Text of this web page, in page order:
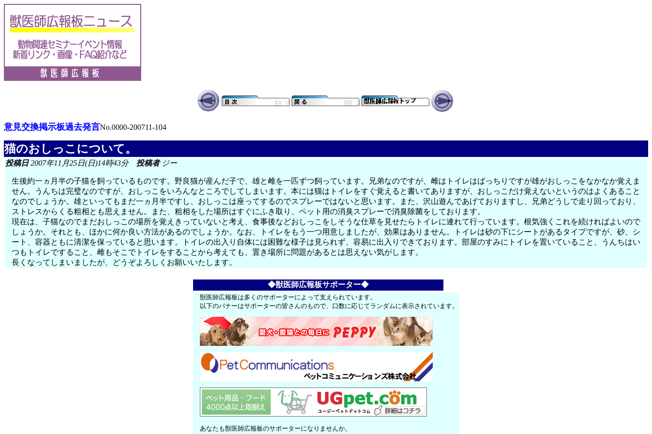
意見交換掲示板過去発言No.0000-200711-104
猫のおしっこについて。
投稿日2007年11月25日(日)14時43分 投稿者ジー
生後約一ヵ月半の子猫を飼っているものです。野良猫が産んだ子で、雄と雌を一匹ずつ飼っています。兄弟なのですが、雌はトイレはばっちりですが雄がおしっこをなかなか覚えま
せん。うんちは完璧なのですが、おしっこをいろんなところでしてしまいます。本には猫はトイレをすぐ覚えると書いてありますが、おしっこだけ覚えないというのはよくあること
なのでしょうか。雄といってもまだ一ヵ月半ですし、おしっこは座ってするのでスプレーではないと思います。また、沢山遊んであげておりますし、兄弟どうしで走り回っており、
ストレスからくる粗相とも思えません。また、粗相をした場所はすぐにふき取り、ペット用の消臭スプレーで消臭除菌をしております。
現在は、子猫なのでまだおしっこの場所を覚えきっていないと考え、食事後などおしっこをしそうな仕草を見せたらトイレに連れて行っています。根気強くこれを続ければよいので
しょうか。それとも、ほかに何か良い方法があるのでしょうか。なお、トイレをもう一つ用意しましたが、効果はありません。トイレは砂の下にシートがあるタイプですが、砂、シ
ート、容器ともに清潔を保っていると思います。トイレの出入り自体には困難な様子は見られず、容易に出入りできております。部屋のすみにトイレを置いていること、うんちはい
つもトイレですること、雌もそこでトイレをすることから考えても、置き場所に問題があるとは思えない気がします。
長くなってしまいましたが、どうぞよろしくお願いいたします。
◆獣医師広報板サポーター◆
獣医師広報板は多くのサポーターによって支えられています。
以下のバナーはサポーターの皆さんのもので、口数に応じてランダムに表示されています。
あなたも獣医師広報板のサポーターになりませんか。